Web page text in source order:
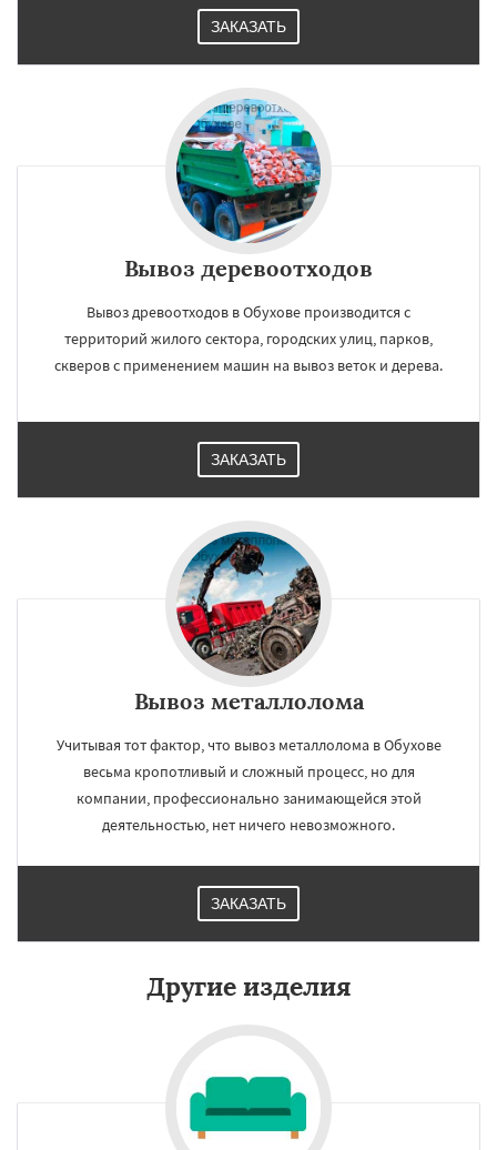
ЗАКАЗАТЬ
Вывоз деревоотходов
Вывоз древоотходов в Обухове производится с
территорий жилого сектора, городских улиц, парков,
скверов с применением машин на вывоз веток и дерева.
ЗАКАЗАТЬ
Вывоз металлолома
Учитывая тот фактор, что вывоз металлолома в Обухове
весьма кропотливый и сложный процесс, но для
компании, профессионально занимающейся этой
деятельностью, нет ничего невозможного.
ЗАКАЗАТЬ
Другие изделия